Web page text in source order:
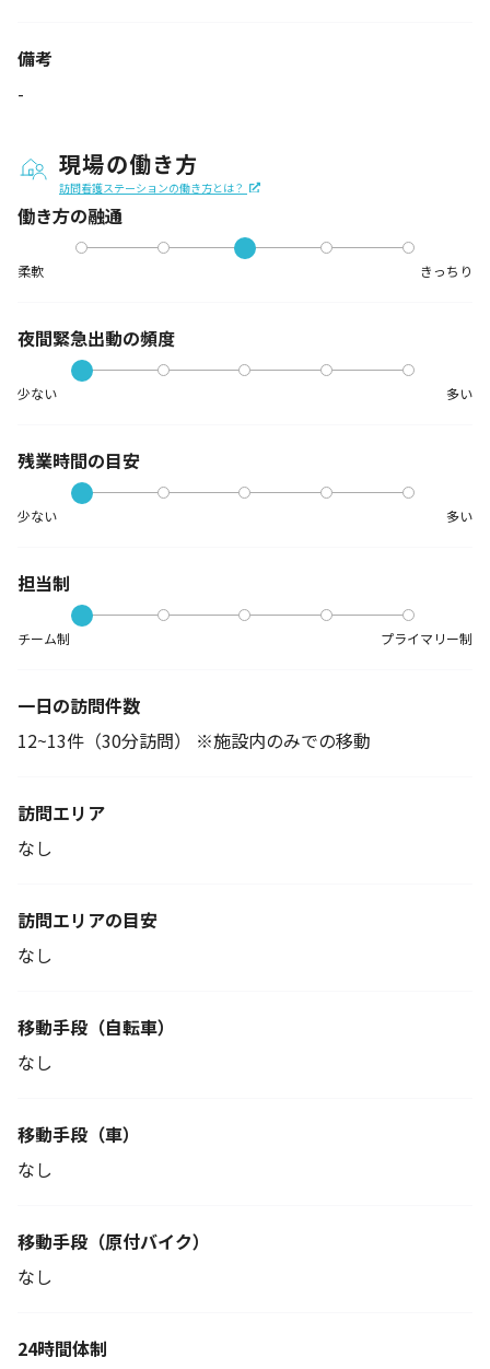
備考
-
現場の働き方
訪問看護ステーションの働き方とは？
働き方の融通
柔軟 きっちり
夜間緊急出動の頻度
少ない 多い
残業時間の目安
少ない 多い
担当制
チーム制 プライマリー制
一日の訪問件数
12~13件（30分訪問） ※施設内のみでの移動
訪問エリア
なし
訪問エリアの目安
なし
移動手段 （自転車）
なし
移動手段（車）
なし
移動手段 （原付バイク）
なし
24時間体制